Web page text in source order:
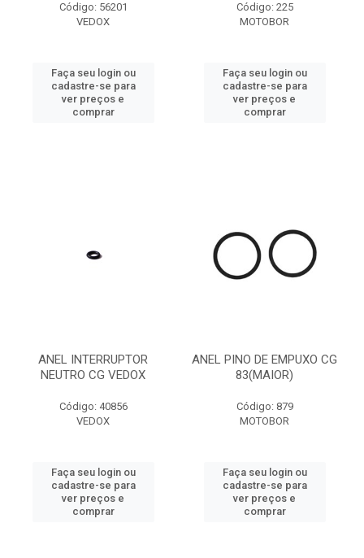
Código: 56201
VEDOX
Faça seu login ou
cadastre-se para
ver preços e
comprar
Código: 225
MOTOBOR
Faça seu login ou
cadastre-se para
ver preços e
comprar
ANEL INTERRUPTOR
NEUTRO CG VEDOX
Código: 40856
VEDOX
Faça seu login ou
cadastre-se para
ver preços e
comprar
ANEL PINO DE EMPUXO CG
83(MAIOR)
Código: 879
MOTOBOR
Faça seu login ou
cadastre-se para
ver preços e
comprar